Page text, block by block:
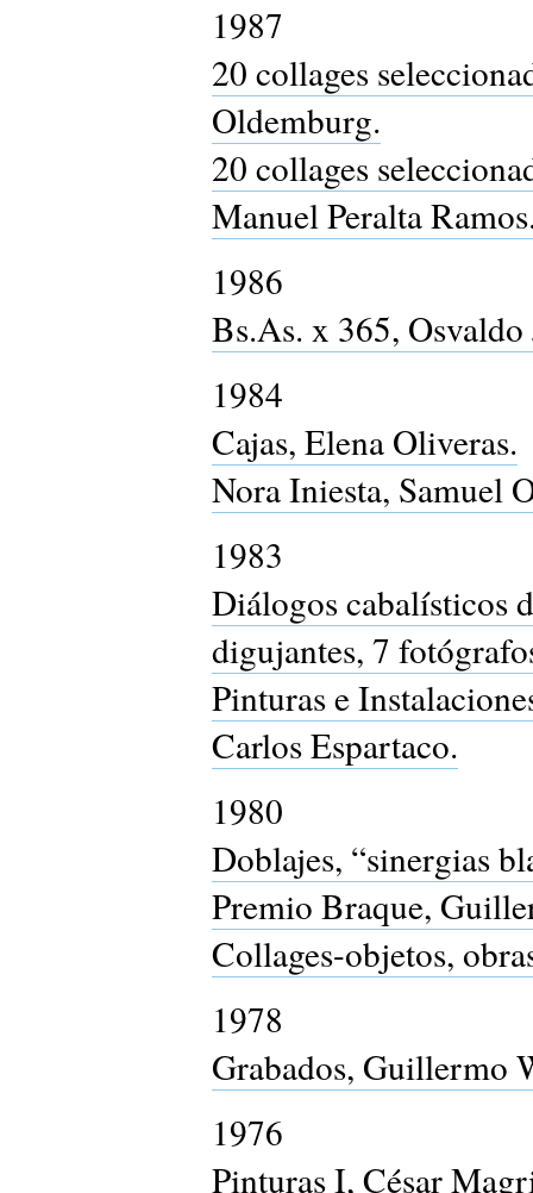
1987
20 collages
Oldemburg.
20 collages
Manuel Peralta
1986
Bs.As. x 365, Osvaldo
1984
Cajas, Elena Oliveras.
Nora Iniesta, Samuel
1983
Diálogos cabalísticos
digujantes, 7
Pinturas e
Carlos Espartaco.
1980
Doblajes, “sinergias
Premio Braque,
Collages-objetos,
1978
Grabados, Guillermo
1976
Pinturas I, César